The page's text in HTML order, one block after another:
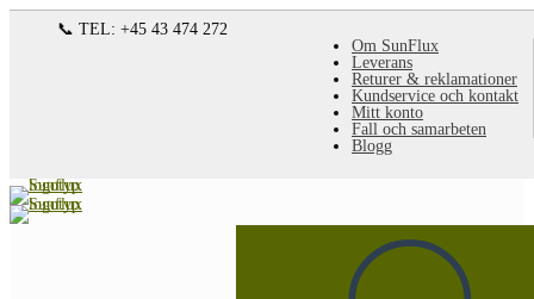
Om SunFlux
Leverans
Returer & reklamationer
Kundservice och kontakt
Mitt konto
Fall och samarbeten
Blogg
📞 TEL: +45 43 474 272